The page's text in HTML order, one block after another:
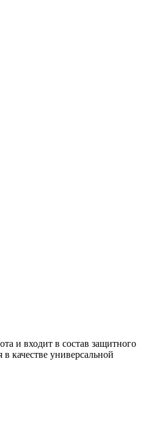
и входит в состав защитного
качестве универсальной